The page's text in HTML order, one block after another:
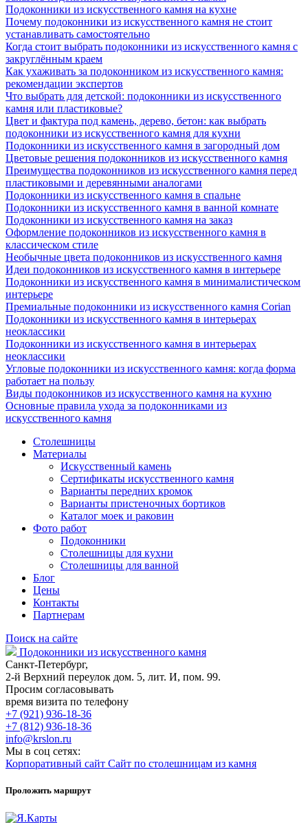
Подоконники из искусственного камня на кухне
Почему подоконники из искусственного камня не стоит
устанавливать самостоятельно
Когда стоит выбрать подоконники из искусственного камня с
закруглённым краем
Как ухаживать за подоконником из искусственного камня:
рекомендации экспертов
Что выбрать для детской: подоконники из искусственного
камня или пластиковые?
Цвет и фактура под камень, дерево, бетон: как выбрать
подоконники из искусственного камня для кухни
Подоконники из искусственного камня в загородный дом
Цветовые решения подоконников из искусственного камня
Преимущества подоконников из искусственного камня перед
пластиковыми и деревянными аналогами
Подоконники из искусственного камня в спальне
Подоконники из искусственного камня в ванной комнате
Подоконники из искусственного камня на заказ
Оформление подоконников из искусственного камня в
классическом стиле
Необычные цвета подоконников из искусственного камня
Идеи подоконников из искусственного камня в интерьере
Подоконники из искусственного камня в минималистическом
интерьере
Премиальные подоконники из искусственного камня Corian
Подоконники из искусственного камня в интерьерах
неоклассики
Подоконники из искусственного камня в интерьерах
неоклассики
Угловые подоконники из искусственного камня: когда форма
работает на пользу
Виды подоконников из искусственного камня на кухню
Основные правила ухода за подоконниками из
искусственного камня
Столешницы
Материалы
Искусственный камень
Сертификаты искусственного камня
Варианты передних кромок
Варианты пристеночных бортиков
Каталог моек и раковин
Фото работ
Подоконники
Столешницы для кухни
Столешницы для ванной
Блог
Цены
Контакты
Партнерам
Поиск на сайте
Подоконники из искусственного камня
Санкт-Петербург,
2-й Верхний переулок дом. 5, лит. И, пом. 99.
Просим согласовывать
время визита по телефону
+7 (921) 936-18-36
+7 (812) 936-18-36
info@krslon.ru
Мы в соц сетях:
Корпоративный сайт Сайт по столешницам из камня
Проложить маршрут